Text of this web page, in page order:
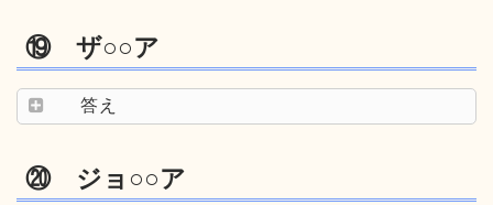
⑲ ザ○○ア
答え
⑳ ジョ○○ア